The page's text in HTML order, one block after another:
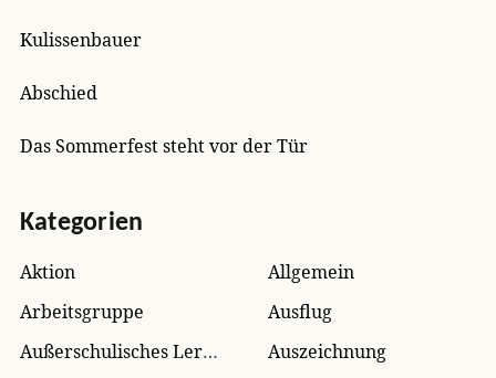
Kulissenbauer
Abschied
Das Sommerfest steht vor der Tür
Kategorien
Aktion
Allgemein
Arbeitsgruppe
Ausflug
Außerschulisches Lernen
Auszeichnung